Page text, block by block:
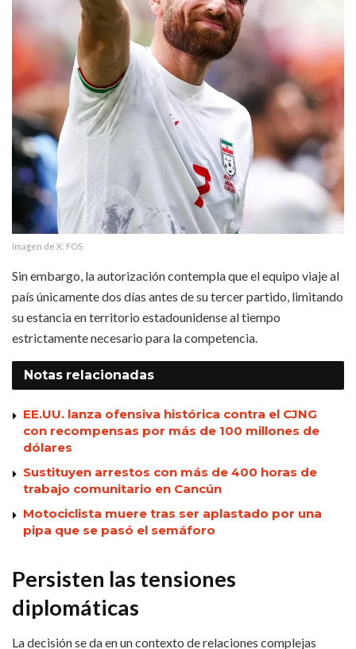
Imagen de X: FOS
Sin embargo, la autorización contempla que el equipo viaje al
país únicamente dos días antes de su tercer partido, limitando
su estancia en territorio estadounidense al tiempo
estrictamente necesario para la competencia.
Notas relacionadas
EE.UU. lanza ofensiva histórica contra el CJNG
con recompensas por más de 100 millones de
dólares
Sustituyen arrestos con más de 400 horas de
trabajo comunitario en Cancún
Motociclista muere tras ser aplastado por una
pipa que se pasó el semáforo
Persisten las tensiones
diplomáticas
La decisión se da en un contexto de relaciones complejas